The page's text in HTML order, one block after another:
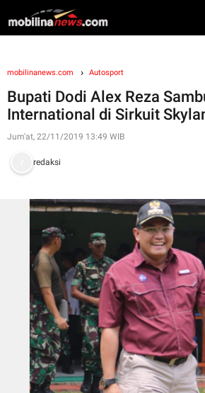
mobilinanews.com Autosport
Bupati Dodi Alex Reza
International di Sirkuit
Jum'at, 22/11/2019 13:49 WIB
redaksi